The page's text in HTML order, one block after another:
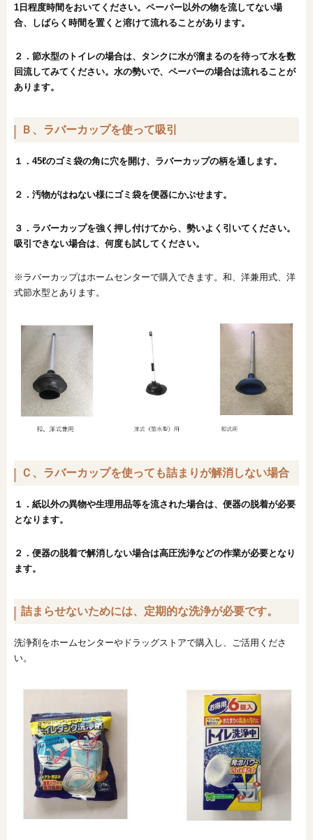
1日程度時間をおいてください。ペーパー以外の物を流してない場
合、しばらく時間を置くと溶けて流れることがあります。
２．節水型のトイレの場合は、タンクに水が溜まるのを待って水を数
回流してみてください。 水の勢いで、ペーパーの場合は流れることが
あります。
Ｂ、ラバーカップを使って吸引
１．45ℓのゴミ袋の角に穴を開け、ラバーカップの柄を通します。
２．汚物がはねない様にゴミ袋を便器にかぶせます。
３．ラバーカップを強く押し付けてから、勢いよく引いてください。
吸引できない場合は、何度も試してください。
※ラバーカップはホームセンターで購入できます。和、洋兼用式、洋
式節水型とあります。
Ｃ、ラバーカップを使っても詰まりが解消しない場合
１．紙以外の異物や生理用品等を流された場合は、便器の脱着が必要
となります。
２．便器の脱着で解消しない場合は高圧洗浄などの作業が必要となり
ます。
詰まらせないためには、定期的な洗浄が必要です。
洗浄剤をホームセンターやドラッグストアで購入し、ご活用くださ
い。